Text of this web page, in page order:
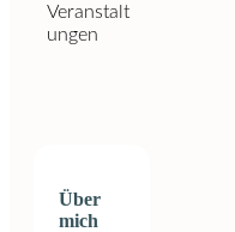
Veranstalt
ungen
Über
mich